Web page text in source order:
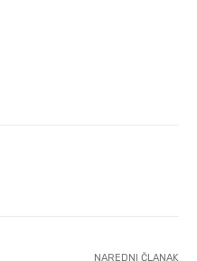
NAREDNI ČLANAK